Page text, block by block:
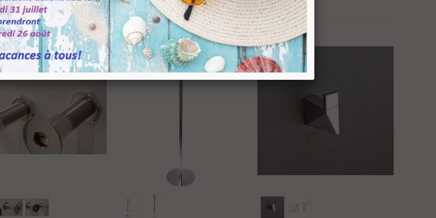
€ TTC 160,05 € -20%
Moby Design...
€ 116,93 € -20%
verticale...
€ TTC 6,09 € -30%
Ajouter Au Panier